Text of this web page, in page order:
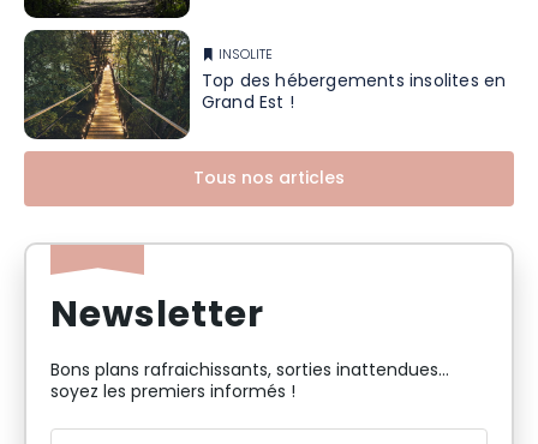
INSOLITE
Top des hébergements insolites en
Grand Est !
Tous nos articles
Newsletter
Bons plans rafraichissants, sorties inattendues…
soyez les premiers informés !